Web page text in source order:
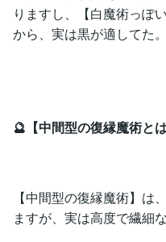
りますし、【白魔術っぽ
から、実は黒が適してた
🔮【中間型の復縁魔術と
【中間型の復縁魔術】は
ますが、実は高度で繊細